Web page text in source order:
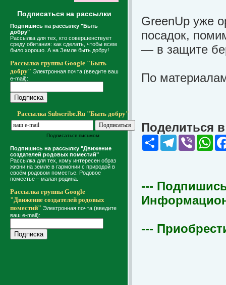
Подписаться на рассылки
Подпишись на рассылку "Быть
добру"
Рассылка для тех, кто совершенствует
среду обитания: как сделать, чтобы всем
было хорошо. А на Земле быть добру!
Рассылка группы Google "Быть
добру" Электронная почта (введите ваш
e-mail):
Рассылка Subscribe.Ru "Быть добру"
Подписаться письмом
Подпишись на рассылку "Движение
создателей родовых поместий"
Рассылка для тех, кому интересен образ
жизни на земле в гармонии с природой в
своём родовом поместье. Родовое
поместье – малая родина.
Рассылка группы Google
"Движение создателей родовых
поместий" Электронная почта (введите
ваш e-mail):
GreenUp уже
посадок,
— в защите
По
Поделиться
Share Telegram
Viber
---
---